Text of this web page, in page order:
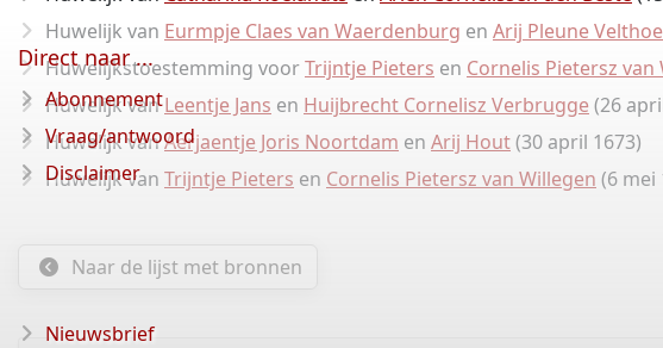
Huwelijk van Eurmpje Claes van Waerdenburg en Arij Pleune
Huwelijkstoestemming voorTrijntje Pieters en Cornelis Pietersz van
Huwelijk vanLeentje Jans en Huijbrecht Cornelisz Verbrugge(26
Huwelijk vanAerjaentje Joris Noortdam en Arij Hout(30 april 1673)
Huwelijk van Trijntje Pieters en Cornelis Pietersz van Willegen (6 mei
Naar de lijst met bronnen
Direct naar ...
Abonnement
Vraag/antwoord
Disclaimer
Nieuwsbrief